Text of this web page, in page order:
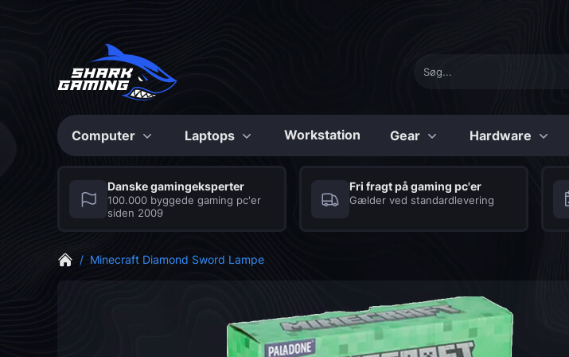
Computer
Konfigurerbare
Max Bite
Series
De stærkeste Gaming
PC’er til prisen
Konfigurerbare
Series
Laptops
Konfigurerbare
Shark Gaming
Laptops
Seriøse gaming laptops
med et hav af fordele
Workstation Gear
Tastatur
Hardware
Processor og køling
COD:BO6 Gaming PC
Danske gamingeksperter
100.000 byggede gaming pc'er
siden 2009
Fri fragt på gaming pc'er
Gælder ved standardlevering
/ Minecraft Diamond Sword Lampe